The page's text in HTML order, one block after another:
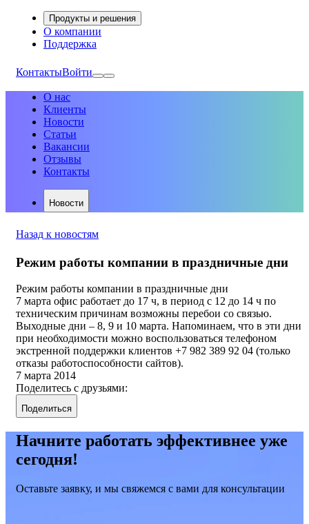
Продукты и решения
О компании
Поддержка
КонтактыВойти
О нас
Клиенты
Новости
Статьи
Вакансии
Отзывы
Контакты
Новости
Назад к новостям
Режим работы компании в праздничные дни
Режим работы компании в праздничные дни
7 марта офис работает до 17 ч, в период с 12 до 14 ч по
техническим причинам возможны перебои со связью.
Выходные дни – 8, 9 и 10 марта. Напоминаем, что в эти дни
при необходимости можно воспользоваться телефоном
экстренной поддержки клиентов +7 982 389 92 04 (только
отказы работоспособности сайтов).
7 марта 2014
Поделитесь с друзьями:
Поделиться
Начните работать эффективнее уже
сегодня!
Оставьте заявку, и мы свяжемся с вами для консультации